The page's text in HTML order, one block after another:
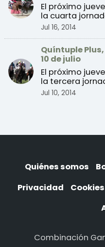
El próximo
la cuarta
Jul 16, 2014
Quíntuple
10 de julio
El próximo
la tercera
verano de carr ...
Jul 10, 2014
Quiénes somos
Privacidad
Cookies
Combinación